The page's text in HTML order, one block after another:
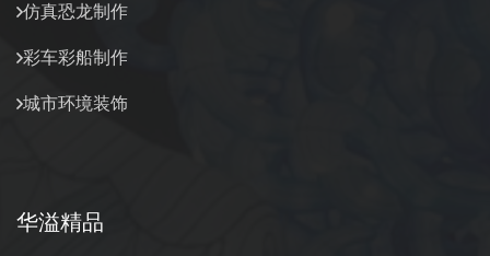
仿真恐龙制作
彩车彩船制作
城市环境装饰
华溢精品